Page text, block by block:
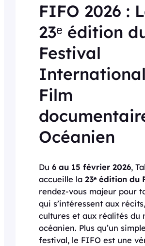
FIFO 2026 :
23ᵉ édition
Festival
Film
Océanien
Du 6 au 15 février 2026,
accueille la 23ᵉ édition du
rendez-vous majeur pour
qui s’intéressent aux
cultures et aux réalités du
océanien. Plus qu’un simple
festival, le FIFO est une